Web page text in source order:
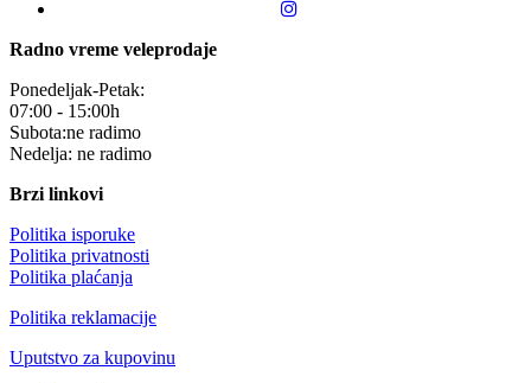
Radno vreme veleprodaje
Ponedeljak-Petak:
07:00 - 15:00h
Subota:ne radimo
Nedelja: ne radimo
Brzi linkovi
Politika isporuke
Politika privatnosti
Politika plaćanja
Politika reklamacije
Uputstvo za kupovinu